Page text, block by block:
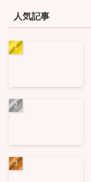
人気記事